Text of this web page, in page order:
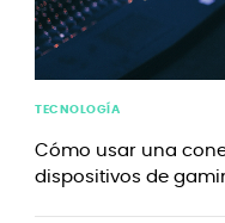
TECNOLOGÍA
Cómo usar una
dispositivos de